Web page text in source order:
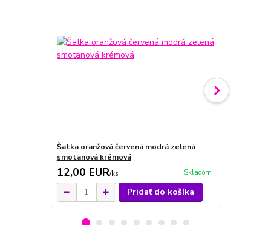
Šatka oranžová červená modrá zelená
smotanová krémová
12,00 EUR/ks Skladom
Pridať do košíka